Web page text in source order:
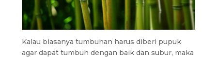
Kalau biasanya tumbuhan harus diberi pupuk
agar dapat tumbuh dengan baik dan subur, maka